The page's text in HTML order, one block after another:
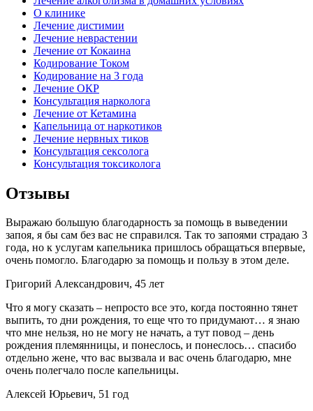
О клинике
Лечение дистимии
Лечение неврастении
Лечение от Кокаина
Кодирование Током
Кодирование на 3 года
Лечение ОКР
Консультация нарколога
Лечение от Кетамина
Капельница от наркотиков
Лечение нервных тиков
Консультация сексолога
Консультация токсиколога
Отзывы
Выражаю большую благодарность за помощь в выведении
запоя, я бы сам без вас не справился. Так то запоями страдаю 3
года, но к услугам капельника пришлось обращаться впервые,
очень помогло. Благодарю за помощь и пользу в этом деле.
Григорий Александрович, 45 лет
Что я могу сказать – непросто все это, когда постоянно тянет
выпить, то дни рождения, то еще что то придумают… я знаю
что мне нельзя, но не могу не начать, а тут повод – день
рождения племянницы, и понеслось, и понеслось… спасибо
отдельно жене, что вас вызвала и вас очень благодарю, мне
очень полегчало после капельницы.
Алексей Юрьевич, 51 год